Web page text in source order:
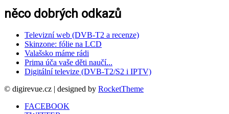
něco dobrých odkazů
Televizní web (DVB-T2 a recenze)
Skinzone: fólie na LCD
Valašsko máme rádi
Prima úča vaše děti naučí...
Digitální televize (DVB-T2/S2 i IPTV)
© digirevue.cz | designed by RocketTheme
FACEBOOK